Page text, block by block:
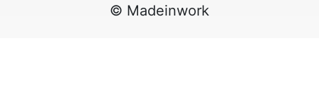
© Madeinwork